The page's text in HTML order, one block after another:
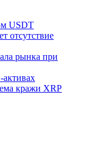
USDT
отсутствие
рынка при
активах
кражи XRP